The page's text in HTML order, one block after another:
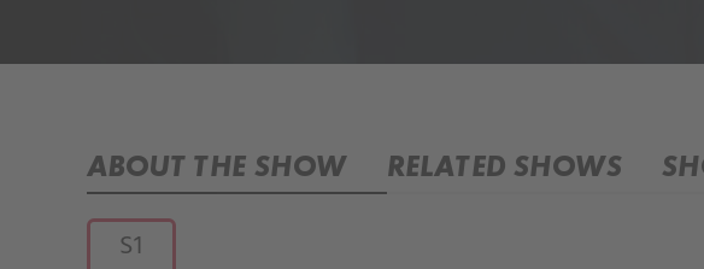
ABOUT THE SHOW RELATED SHOWS
S1